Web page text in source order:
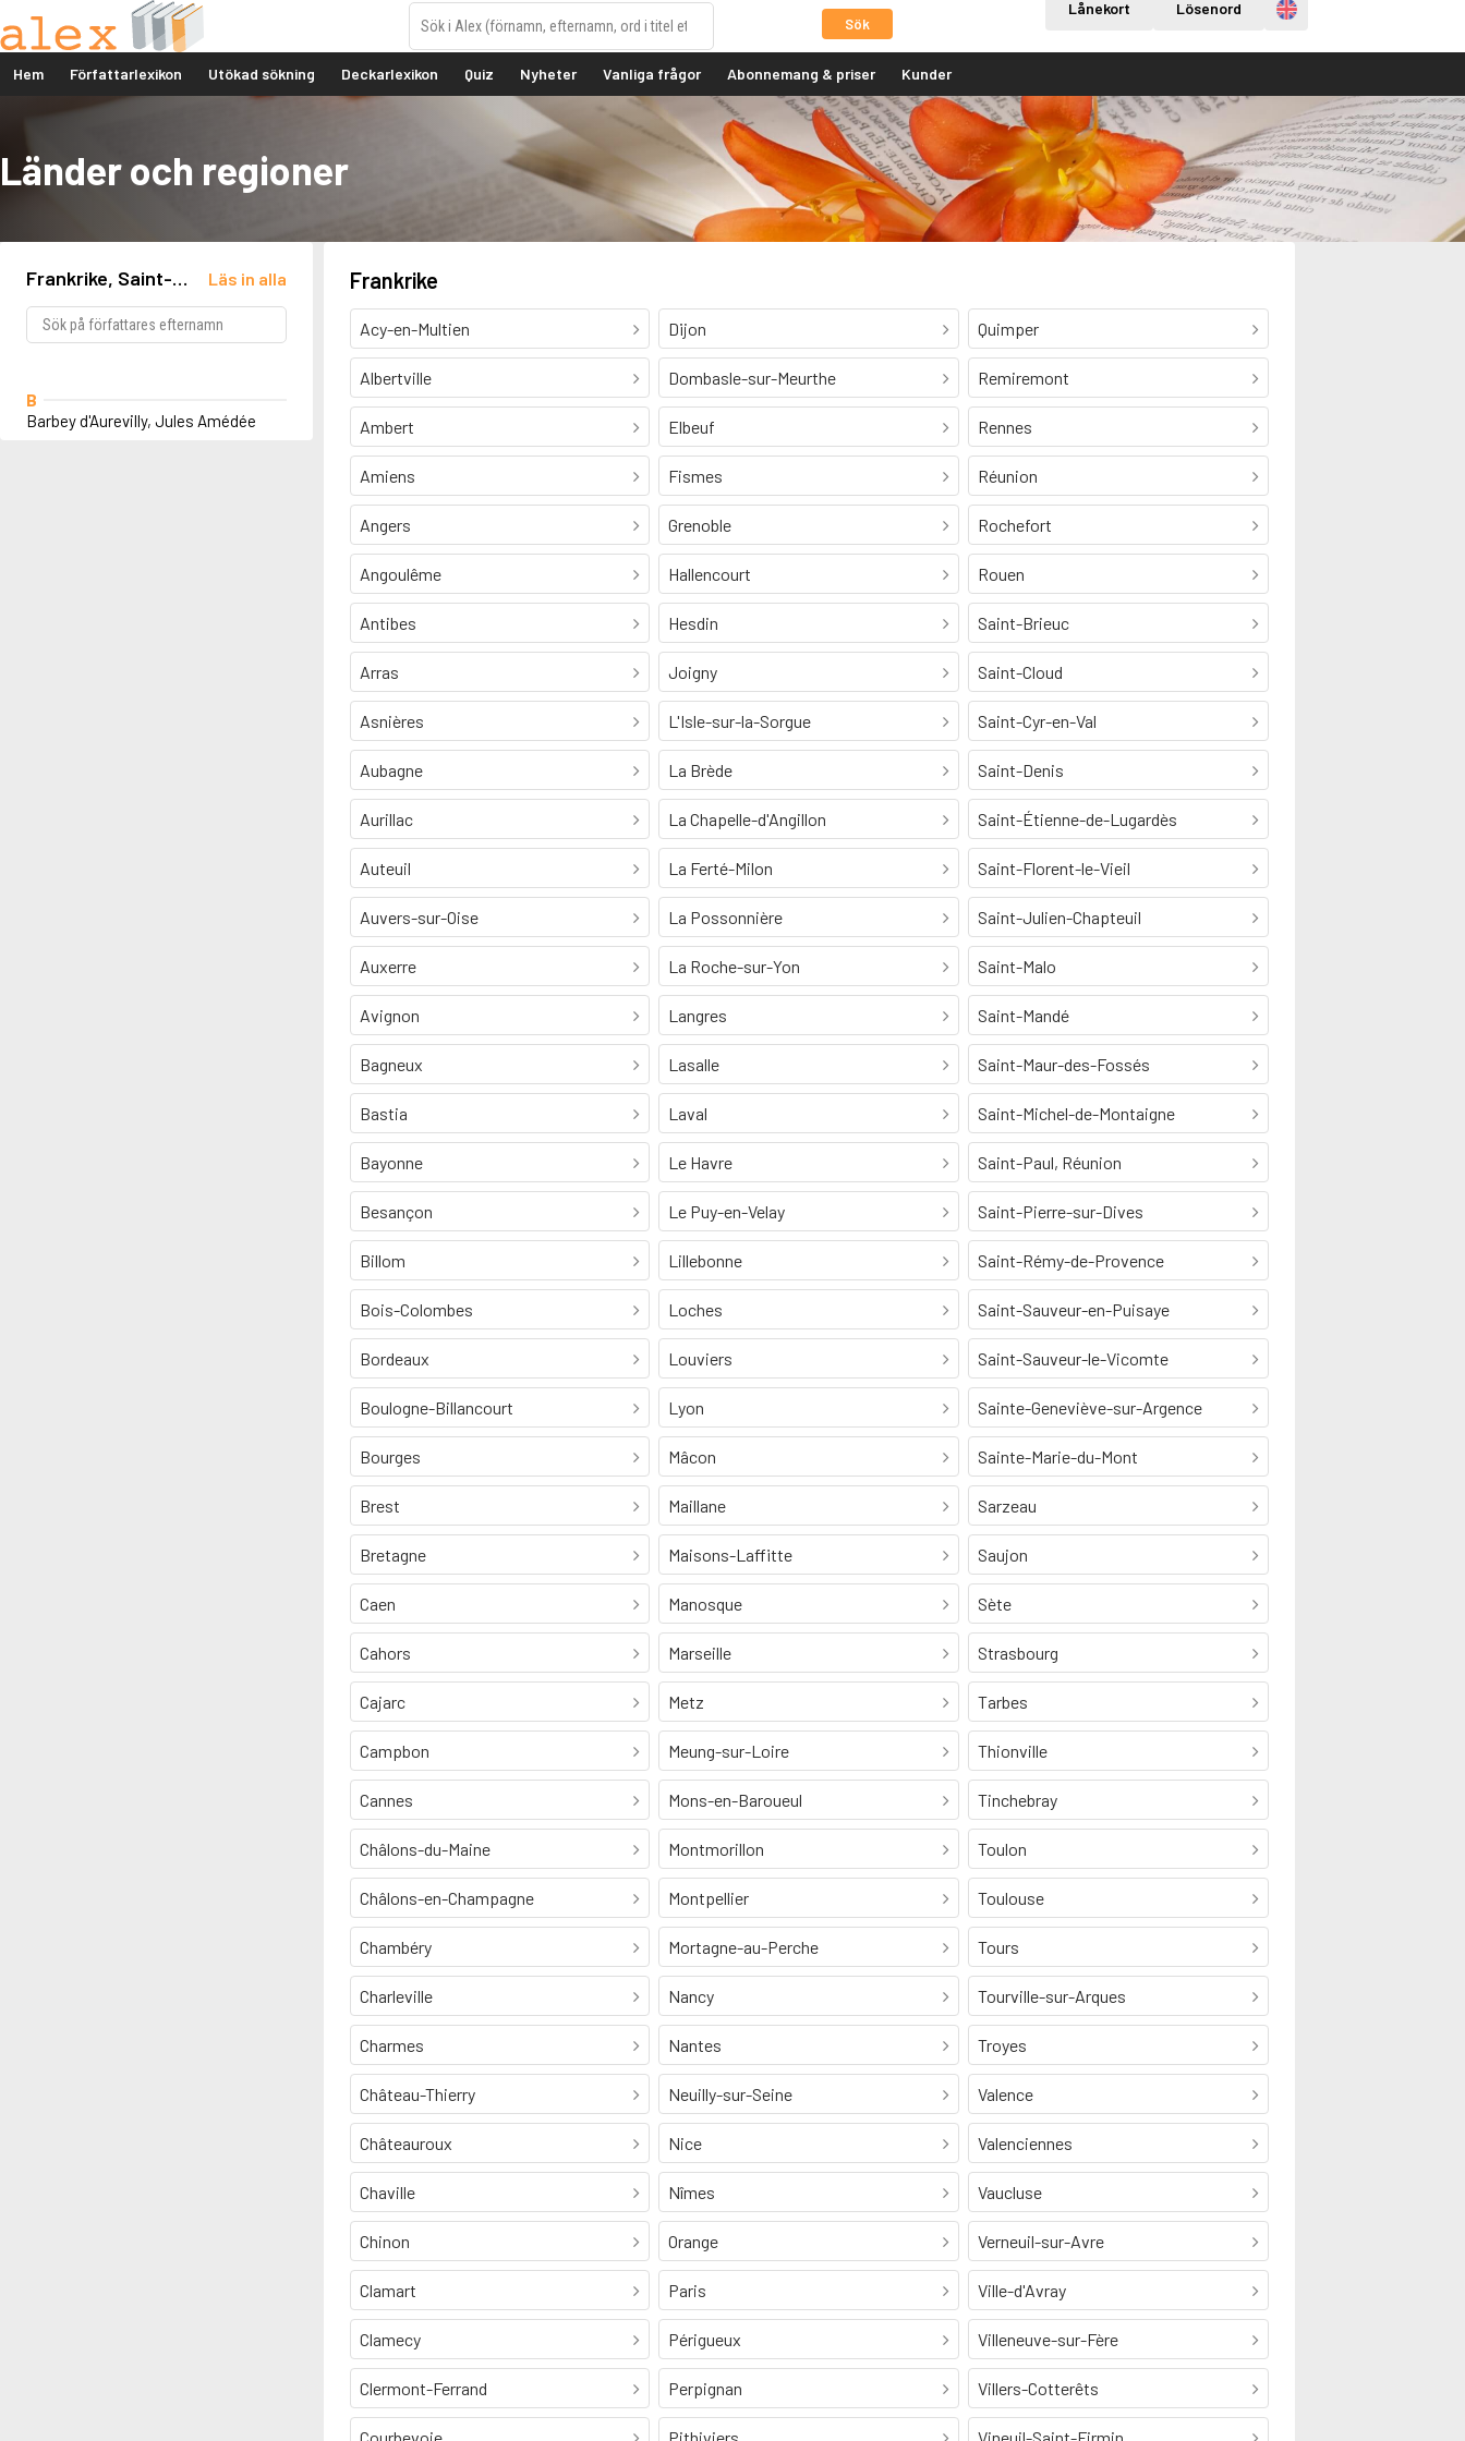
Sök
Lånekort Lösenord Engelska
Hem Författarlexikon Utökad sökning Deckarlexikon Quiz Nyheter Vanliga frågor Abonnemang & priser Kunder
Länder och regioner
Frankrike, Saint-
Läs in alla
B
Barbey d'Aurevilly, Jules Amédée
Frankrike
Acy-en-Multien
Albertville
Ambert
Amiens
Angers
Angoulême
Antibes
Arras
Asnières
Aubagne
Aurillac
Auteuil
Auvers-sur-Oise
Auxerre
Avignon
Bagneux
Bastia
Bayonne
Besançon
Billom
Bois-Colombes
Bordeaux
Boulogne-Billancourt
Bourges
Brest
Bretagne
Caen
Cahors
Cajarc
Campbon
Cannes
Châlons-du-Maine
Châlons-en-Champagne
Chambéry
Charleville
Charmes
Château-Thierry
Châteauroux
Chaville
Chinon
Clamart
Clamecy
Clermont-Ferrand
Dijon
Dombasle-sur-Meurthe
Elbeuf
Fismes
Grenoble
Hallencourt
Hesdin
Joigny
L'Isle-sur-la-Sorgue
La Brède
La Chapelle-d'Angillon
La Ferté-Milon
La Possonnière
La Roche-sur-Yon
Langres
Lasalle
Laval
Le Havre
Le Puy-en-Velay
Lillebonne
Loches
Louviers
Lyon
Mâcon
Maillane
Maisons-Laffitte
Manosque
Marseille
Metz
Meung-sur-Loire
Mons-en-Baroueul
Montmorillon
Montpellier
Mortagne-au-Perche
Nancy
Nantes
Neuilly-sur-Seine
Nice
Nîmes
Orange
Paris
Périgueux
Perpignan
Quimper
Remiremont
Rennes
Réunion
Rochefort
Rouen
Saint-Brieuc
Saint-Cloud
Saint-Cyr-en-Val
Saint-Denis
Saint-Étienne-de-Lugardès
Saint-Florent-le-Vieil
Saint-Julien-Chapteuil
Saint-Malo
Saint-Mandé
Saint-Maur-des-Fossés
Saint-Michel-de-Montaigne
Saint-Paul, Réunion
Saint-Pierre-sur-Dives
Saint-Rémy-de-Provence
Saint-Sauveur-en-Puisaye
Saint-Sauveur-le-Vicomte
Sainte-Geneviève-sur-Argence
Sainte-Marie-du-Mont
Sarzeau
Saujon
Sète
Strasbourg
Tarbes
Thionville
Tinchebray
Toulon
Toulouse
Tours
Tourville-sur-Arques
Troyes
Valence
Valenciennes
Vaucluse
Verneuil-sur-Avre
Ville-d'Avray
Villeneuve-sur-Fère
Villers-Cotterêts